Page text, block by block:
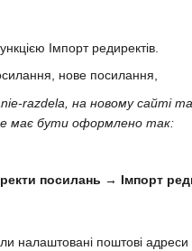
Імпорт редиректів.
нове посилання,
razdela, на новому сайті
має бути оформлено так:
посилань → Імпорт
налаштовані поштові